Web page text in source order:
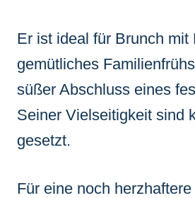
Er ist ideal für Brunch mit
gemütliches
süßer Abschluss eines
Seiner Vielseitigkeit sind
gesetzt.
Für eine noch herzhaftere